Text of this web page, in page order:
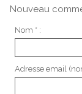
Nouveau
Nom * :
Adresse email